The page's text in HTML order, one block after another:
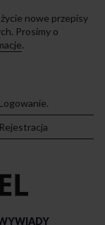
nowe przepisy
Prosimy o
.
Logowanie.
Rejestracja
strony